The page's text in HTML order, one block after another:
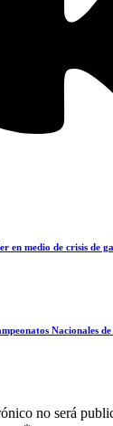
en medio de crisis de
Nacionales
no será